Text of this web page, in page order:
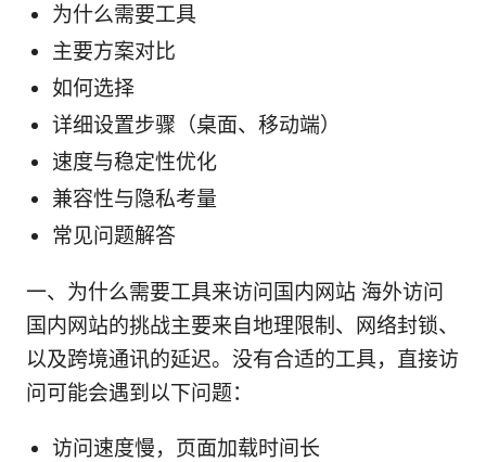
为什么需要工具
主要方案对比
如何选择
详细设置步骤（桌面、移动端）
速度与稳定性优化
兼容性与隐私考量
常见问题解答
一、为什么需要工具来访问国内网站 海外访问
国内网站的挑战主要来自地理限制、网络封锁、
以及跨境通讯的延迟。没有合适的工具，直接访
问可能会遇到以下问题：
访问速度慢，页面加载时间长